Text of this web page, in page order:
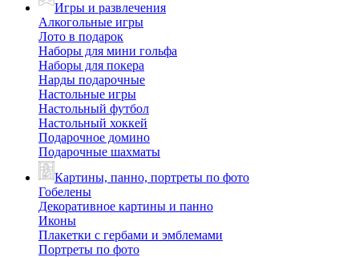
Игры и развлечения
Алкогольные игры
Лото в подарок
Наборы для мини гольфа
Наборы для покера
Нарды подарочные
Настольные игры
Настольный футбол
Настольный хоккей
Подарочное домино
Подарочные шахматы
Картины, панно, портреты по фото
Гобелены
Декоративное картины и панно
Иконы
Плакетки с гербами и эмблемами
Портреты по фото